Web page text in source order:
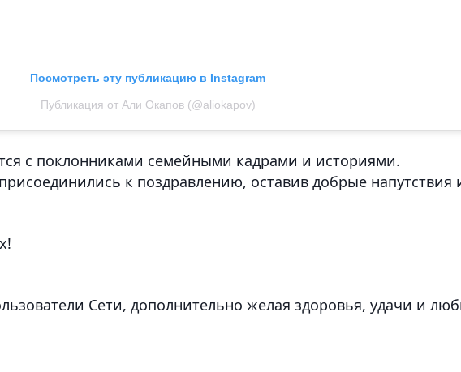
Посмотреть эту публикацию в Instagram
Публикация от Али Окапов (@aliokapov)
с поклонниками семейными кадрами и историями.
к поздравлению, оставив добрые напутствия
Сети, дополнительно желая здоровья, удачи и